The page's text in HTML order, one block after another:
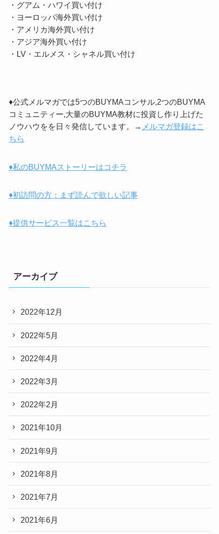
・グアム・ハワイ買い付け
・ヨーロッパ海外買い付け
・アメリカ海外買い付け
・アジア海外買い付け
・LV・エルメス・シャネル買い付け
♦公式メルマガでは5つのBUYMAコンサル,2つのBUYMA
コミュニティー,大量のBUYMA教材に投資し作り上げた
ノウハウをを日々発信しています。→ メルマガ登録はこ
ちら
♦私のBUYMAストーリーはコチラ
♦初訪問の方：まず読んで欲しい記事
♦提供サービス一覧はこちら
アーカイブ
2022年12月
2022年5月
2022年4月
2022年3月
2022年2月
2021年10月
2021年9月
2021年8月
2021年7月
2021年6月